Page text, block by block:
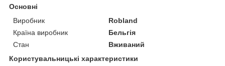
Основні
Виробник
Robland
Країна виробник
Бельгія
Стан
Вживаний
Користувальницькі характеристики